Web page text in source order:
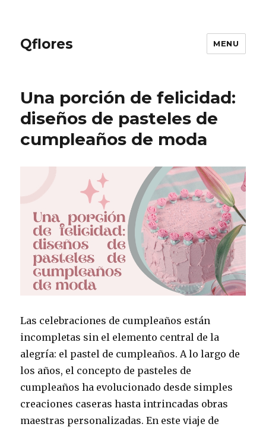
Qflores MENU
Una porción de felicidad:
diseños de pasteles de
cumpleaños de moda
Las celebraciones de cumpleaños están
incompletas sin el elemento central de la
alegría: el pastel de cumpleaños. A lo largo de
los años, el concepto de pasteles de
cumpleaños ha evolucionado desde simples
creaciones caseras hasta intrincadas obras
maestras personalizadas. En este viaje de